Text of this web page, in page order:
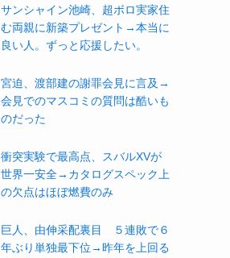
サンシャイン池崎、超ボロ実家住
む両親に新築プレゼント→本当に
良い人。ずっと応援したい。
宮迫、渡部建の謝罪会見に言及→
会見でのマスコミの質問は酷いも
のだった
衝突実験で最高点、スバルXVが
世界一安全→カタログスペック上
の欠点はほぼ燃費のみ
巨人、由伸采配裏目 ５連敗で６
年ぶり単独最下位→昨年を上回る